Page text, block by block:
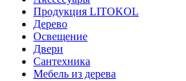
Продукция LITOKOL
Дерево
Освещение
Двери
Сантехника
Мебель из дерева